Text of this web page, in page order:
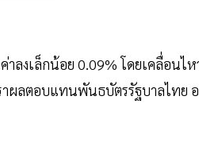
าลงเล็กน้อย 0.09% โดยเคลื่อน
ผลตอบแทนพันธบัตรรัฐบาลไทย